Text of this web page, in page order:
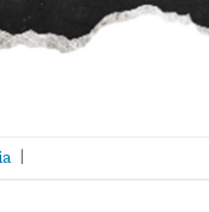
|